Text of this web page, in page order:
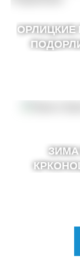
ОРЛИЦКИЕ
ЗИМА